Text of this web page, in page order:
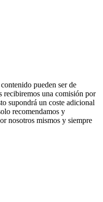
pueden ser de
recibiremos una comisión por
supondrá un coste adicional
recomendamos y
nosotros mismos y siempre